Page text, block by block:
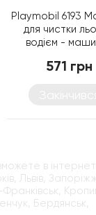
Playmobil 6193
для чистки
водієм -
571 грн
в
Львів,
Бердянськ,